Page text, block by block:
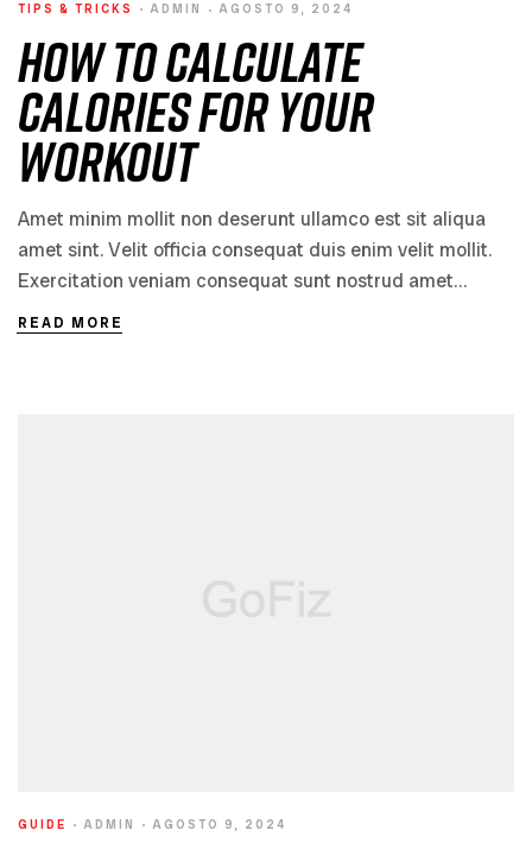
TIPS & TRICKS ADMIN AGOSTO 9, 2024
How to Calculate
Calories for Your
Workout
Amet minim mollit non deserunt ullamco est sit aliqua
amet sint. Velit officia consequat duis enim velit mollit.
Exercitation veniam consequat sunt nostrud amet…
READ MORE
GUIDE ADMIN AGOSTO 9, 2024